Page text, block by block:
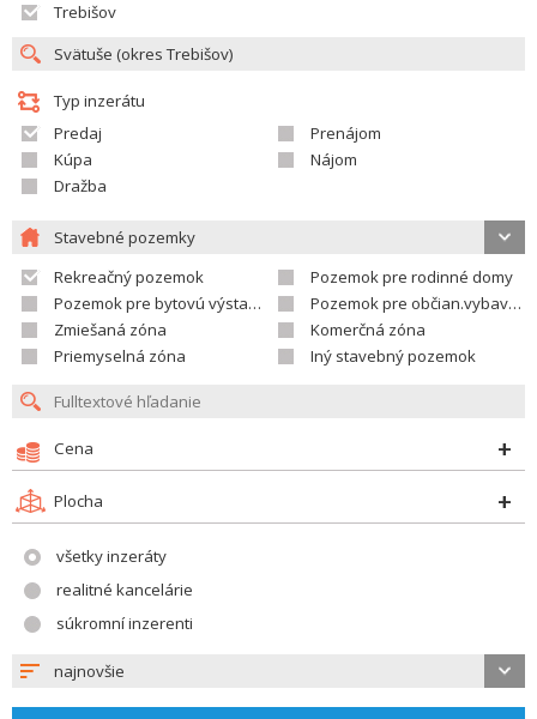
Trebišov
Typ inzerátu
Predaj
Prenájom
Kúpa
Nájom
Dražba
Stavebné pozemky
Rekreačný pozemok
Pozemok pre rodinné domy
Pozemok pre bytovú výstavbu
Pozemok pre občian.vybavenosť
Zmiešaná zóna
Komerčná zóna
Priemyselná zóna
Iný stavebný pozemok
Cena
Plocha
všetky inzeráty
realitné kancelárie
súkromní inzerenti
najnovšie